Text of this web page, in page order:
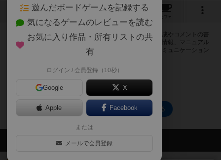
1 5
カフェ
ログインするとパラシュートパニックに関する掲示板の作成やコメントの書
き込みが出来るようになります。ルールの疑問やエラッタ情報、マニュアル
では判断し辛い曖昧な表記等について会員同士で自由にコミュニケーション
ログイン/無料会員登録
パラシュートパニックのトップに戻る
会員の新しい投稿
遊んだボードゲームを記録する
気になるゲームのレビューを読む
お気に入り作品・所有リストの共
有
ログイン / 会員登録（10秒）
Google X
Apple Facebook
または
メールで会員登録